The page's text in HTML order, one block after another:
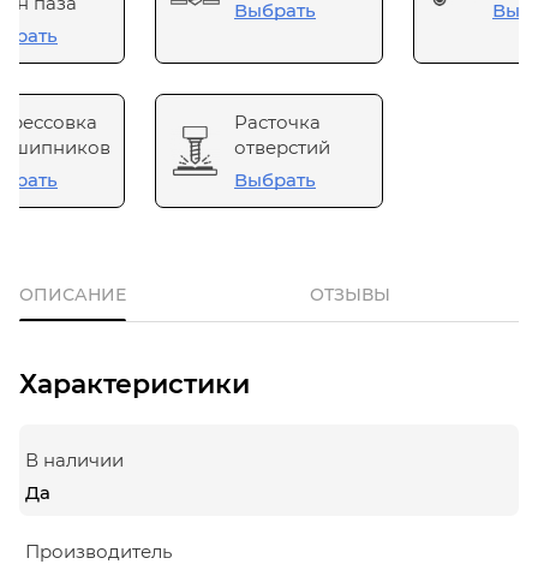
Выбрать
Расточка
отверстий
Выбрать
ОПИСАНИЕ ОТЗЫВЫ
Характеристики
В наличии
Да
Производитель